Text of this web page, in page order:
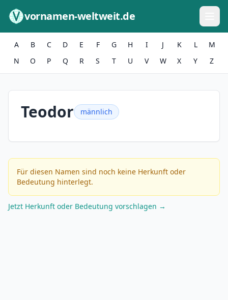
vornamen-weltweit.de
A B C D E F G H I J K L
M
N
O P Q R S T U V W X Y Z
Teodor männlich
Für diesen Namen sind noch keine Herkunft oder
Bedeutung hinterlegt.
Jetzt Herkunft oder Bedeutung vorschlagen →